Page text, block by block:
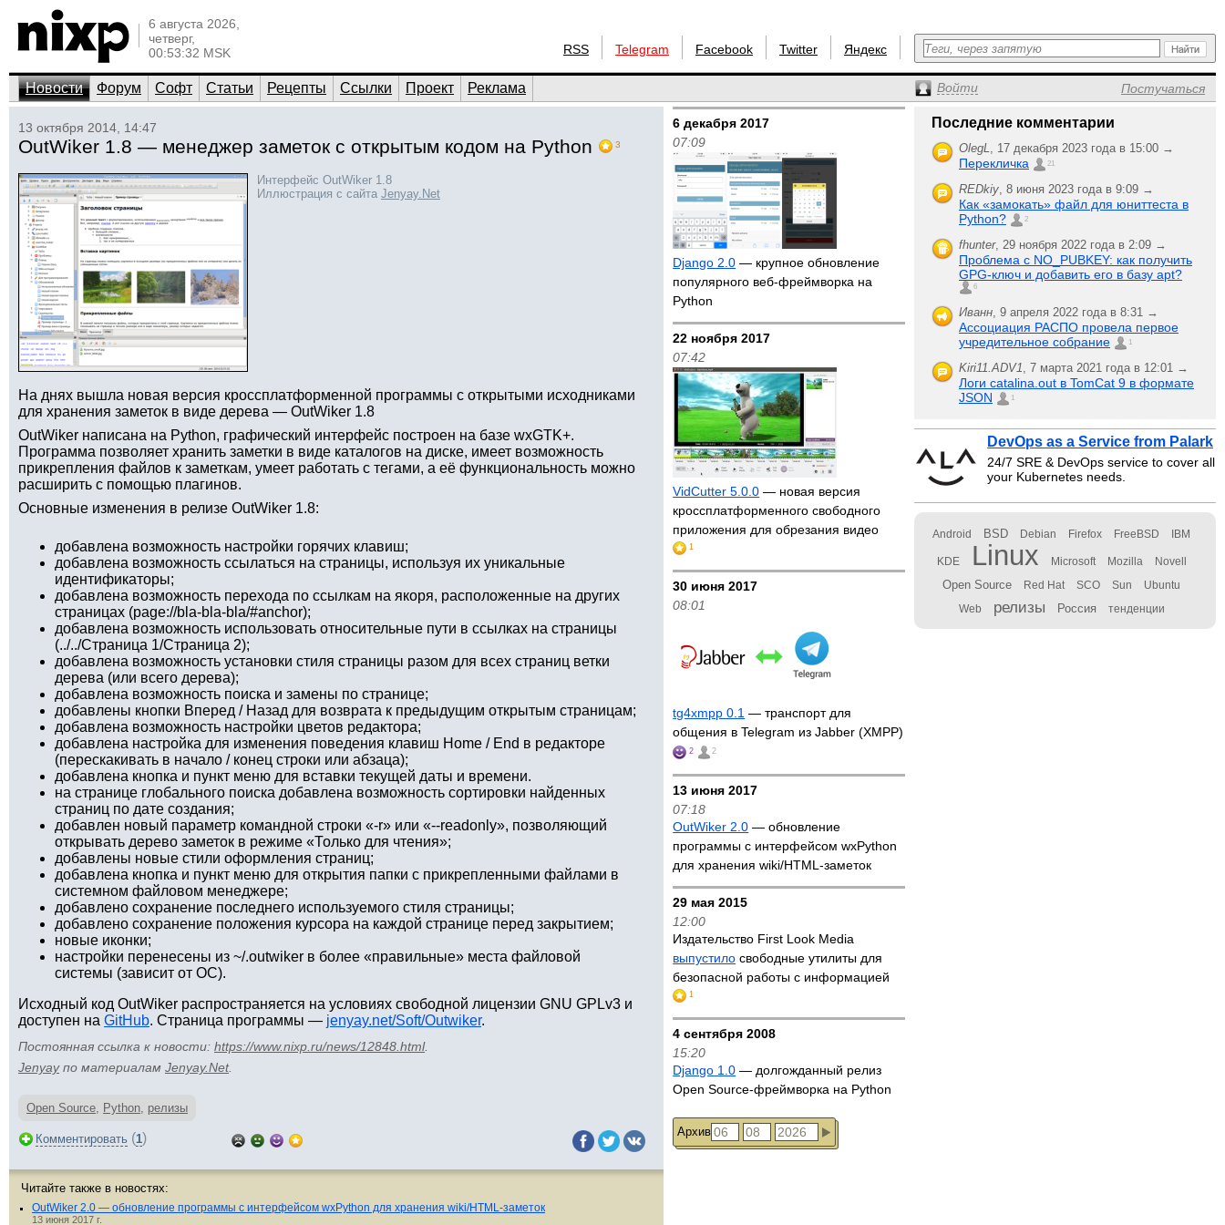
6 августа 2026,
четверг,
00:53:32 MSK
RSS Telegram Facebook Twitter Яндекс
Новости Форум Софт Статьи Рецепты Ссылки Проект Реклама Войти Постучаться
13 октября 2014, 14:47
OutWiker 1.8 — менеджер заметок с открытым кодом на Python 3
Интерфейс OutWiker 1.8
Иллюстрация с сайта Jenyay.Net
На днях вышла новая версия кроссплатформенной программы с открытыми исходниками
для хранения заметок в виде дерева — OutWiker 1.8
OutWiker написана на Python, графический интерфейс построен на базе wxGTK+.
Программа позволяет хранить заметки в виде каталогов на диске, имеет возможность
прикрепления файлов к заметкам, умеет работать с тегами, а её функциональность можно
расширить с помощью плагинов.
Основные изменения в релизе OutWiker 1.8:
добавлена возможность настройки горячих клавиш;
добавлена возможность ссылаться на страницы, используя их уникальные
идентификаторы;
добавлена возможность перехода по ссылкам на якоря, расположенные на других
страницах (page://bla-bla-bla/#anchor);
добавлена возможность использовать относительные пути в ссылках на страницы
(../../Страница 1/Страница 2);
добавлена возможность установки стиля страницы разом для всех страниц ветки
дерева (или всего дерева);
добавлена возможность поиска и замены по странице;
добавлены кнопки Вперед / Назад для возврата к предыдущим открытым страницам;
добавлена возможность настройки цветов редактора;
добавлена настройка для изменения поведения клавиш Home / End в редакторе
(перескакивать в начало / конец строки или абзаца);
добавлена кнопка и пункт меню для вставки текущей даты и времени.
на странице глобального поиска добавлена возможность сортировки найденных
страниц по дате создания;
добавлен новый параметр командной строки «-r» или «--readonly», позволяющий
открывать дерево заметок в режиме «Только для чтения»;
добавлены новые стили оформления страниц;
добавлена кнопка и пункт меню для открытия папки с прикрепленными файлами в
системном файловом менеджере;
добавлено сохранение последнего используемого стиля страницы;
добавлено сохранение положения курсора на каждой странице перед закрытием;
новые иконки;
настройки перенесены из ~/.outwiker в более «правильные» места файловой
системы (зависит от ОС).
Исходный код OutWiker распространяется на условиях свободной лицензии GNU GPLv3 и
доступен на GitHub. Страница программы — jenyay.net/Soft/Outwiker.
Постоянная ссылка к новости: https://www.nixp.ru/news/12848.html.
Jenyayпо материалам Jenyay.Net.
Open Source, Python, релизы
Комментировать (1)
Читайте также в новостях:
OutWiker 2.0 — обновление программы с интерфейсом wxPython для хранения wiki/HTML-заметок
13 июня 2017 г.
6 декабря 2017
07:09
Django 2.0 — крупное обновление
популярного веб-фреймворка на
Python
22 ноября 2017
07:42
VidCutter 5.0.0 — новая версия
кроссплатформенного свободного
приложения для обрезания видео
1
30 июня 2017
08:01
tg4xmpp 0.1 — транспорт для
общения в Telegram из Jabber (XMPP)
2 2
13 июня 2017
07:18
OutWiker 2.0 — обновление
программы с интерфейсом wxPython
для хранения wiki/HTML-заметок
29 мая 2015
12:00
Издательство First Look Media
выпустило свободные утилиты для
безопасной работы с информацией
1
4 сентября 2008
15:20
Django 1.0 — долгожданный релиз
Open Source-фреймворка на Python
Архив
Последние комментарии
OlegL, 17 декабря 2023 года в 15:00 →
Перекличка 21
REDkiy, 8 июня 2023 года в 9:09 →
Как «замокать» файл для юниттеста в
Python?
2
fhunter, 29 ноября 2022 года в 2:09 →
Проблема с NO_PUBKEY: как получить
GPG-ключ и добавить его в базу apt?
6
Иванн, 9 апреля 2022 года в 8:31 →
Ассоциация РАСПО провела первое
учредительное собрание
1
Kiri11.ADV1, 7 марта 2021 года в 12:01 →
Логи catalina.out в TomCat 9 в формате
JSON
1
DevOps as a Service from Palark
24/7 SRE & DevOps service to cover all
your Kubernetes needs.
Android BSD Debian Firefox FreeBSD IBM
KDE Linux Microsoft Mozilla Novell
Open Source Red Hat SCO Sun Ubuntu
Web релизы Россия тенденции